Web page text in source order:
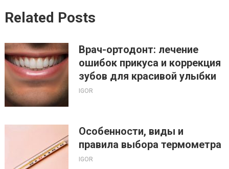
Related Posts
Врач-ортодонт: лечение
ошибок прикуса и коррекция
зубов для красивой улыбки
IGOR
Особенности, виды и
правила выбора термометра
IGOR